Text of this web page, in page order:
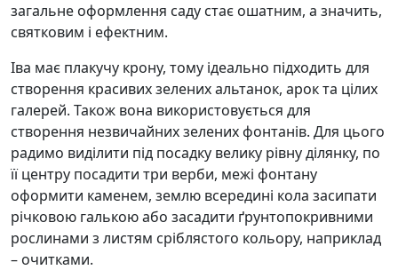
загальне оформлення саду стає ошатним, а значить,
святковим і ефектним.
Іва має плакучу крону, тому ідеально підходить для
створення красивих зелених альтанок, арок та цілих
галерей. Також вона використовується для
створення незвичайних зелених фонтанів. Для цього
радимо виділити під посадку велику рівну ділянку, по
її центру посадити три верби, межі фонтану
оформити каменем, землю всередині кола засипати
річковою галькою або засадити ґрунтопокривними
рослинами з листям сріблястого кольору, наприклад
– очитками.